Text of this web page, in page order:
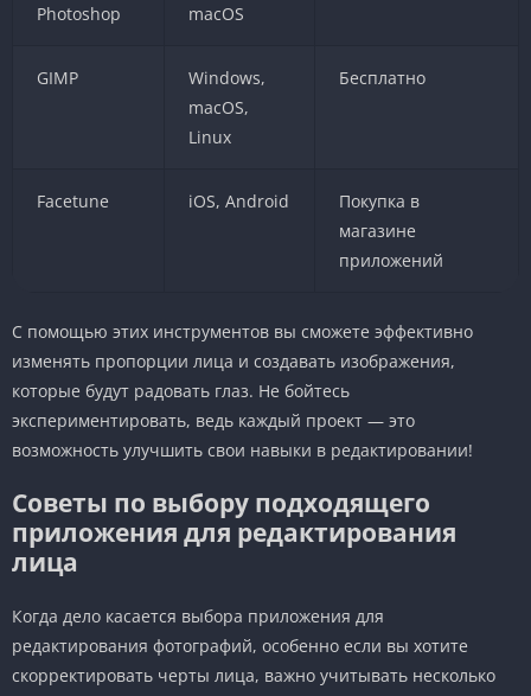
Photoshop
macOS
GIMP
Windows,
macOS,
Linux
Бесплатно
Facetune iOS, Android
Покупка в
магазине
приложений
С помощью этих инструментов вы сможете эффективно
изменять пропорции лица и создавать изображения,
которые будут радовать глаз. Не бойтесь
экспериментировать, ведь каждый проект — это
возможность улучшить свои навыки в редактировании!
Советы по выбору подходящего
приложения для редактирования
лица
Когда дело касается выбора приложения для
редактирования фотографий, особенно если вы хотите
скорректировать черты лица, важно учитывать несколько